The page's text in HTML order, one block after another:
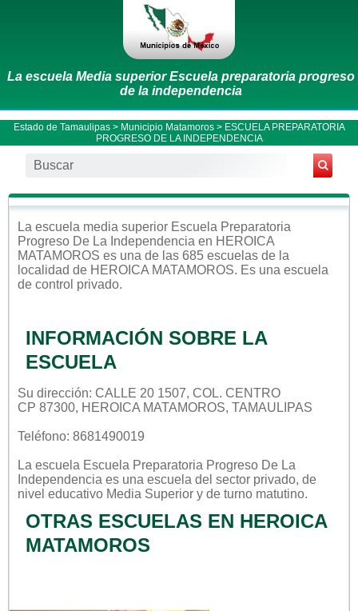
La escuela Media superior Escuela preparatoria progreso
de la independencia
Estado de Tamaulipas> Municipio Matamoros> ESCUELA PREPARATORIA
PROGRESO DE LA INDEPENDENCIA
La escuela media superior Escuela Preparatoria
Progreso De La Independencia en HEROICA
MATAMOROS es una de las 685 escuelas de la
localidad de HEROICA MATAMOROS. Es una escuela
de control privado.
INFORMACIÓN SOBRE LA
ESCUELA
Su dirección: CALLE 20 1507, COL. CENTRO
CP 87300, HEROICA MATAMOROS, TAMAULIPAS
Teléfono: 8681490019
La escuela Escuela Preparatoria Progreso De La
Independencia es una escuela del sector privado, de
nivel educativo Media Superior y de turno matutino.
OTRAS ESCUELAS EN HEROICA
MATAMOROS